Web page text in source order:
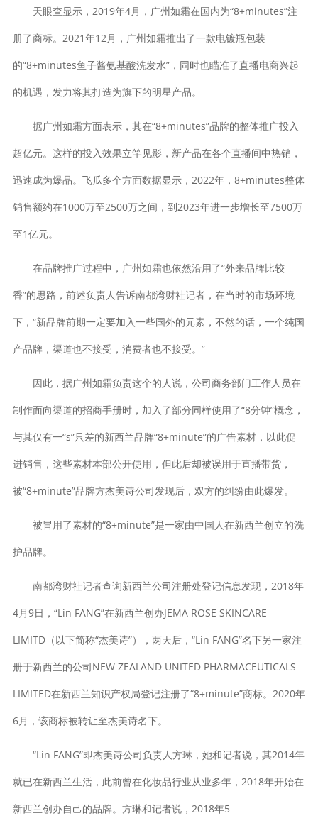
天眼查显示，2019年4月，广州如霜在国内为“8+minutes”注
册了商标。2021年12月，广州如霜推出了一款电镀瓶包装
的“8+minutes鱼子酱氨基酸洗发水”，同时也瞄准了直播电商兴起
的机遇，发力将其打造为旗下的明星产品。
据广州如霜方面表示，其在“8+minutes”品牌的整体推广投入
超亿元。这样的投入效果立竿见影，新产品在各个直播间中热销，
迅速成为爆品。飞瓜多个方面数据显示，2022年，8+minutes整体
销售额约在1000万至2500万之间，到2023年进一步增长至7500万
至1亿元。
在品牌推广过程中，广州如霜也依然沿用了“外来品牌比较
香”的思路，前述负责人告诉南都湾财社记者，在当时的市场环境
下，“新品牌前期一定要加入一些国外的元素，不然的话，一个纯国
产品牌，渠道也不接受，消费者也不接受。”
因此，据广州如霜负责这个的人说，公司商务部门工作人员在
制作面向渠道的招商手册时，加入了部分同样使用了“8分钟”概念，
与其仅有一“s”只差的新西兰品牌“8+minute”的广告素材，以此促
进销售，这些素材本部公开使用，但此后却被误用于直播带货，
被“8+minute”品牌方杰美诗公司发现后，双方的纠纷由此爆发。
被冒用了素材的“8+minute”是一家由中国人在新西兰创立的洗
护品牌。
南都湾财社记者查询新西兰公司注册处登记信息发现，2018年
4月9日，“Lin FANG”在新西兰创办JEMA ROSE SKINCARE
LIMITD（以下简称“杰美诗”），两天后，“Lin FANG”名下另一家注
册于新西兰的公司NEW ZEALAND UNITED PHARMACEUTICALS
LIMITED在新西兰知识产权局登记注册了“8+minute”商标。2020年
6月，该商标被转让至杰美诗名下。
“Lin FANG”即杰美诗公司负责人方琳，她和记者说，其2014年
就已在新西兰生活，此前曾在化妆品行业从业多年，2018年开始在
新西兰创办自己的品牌。方琳和记者说，2018年5